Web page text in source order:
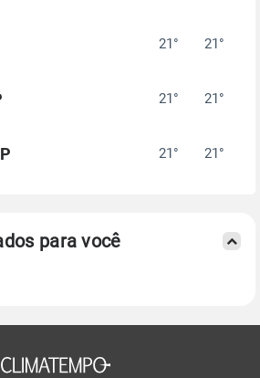
21° 21°
21° 21°
21° 21°
para você